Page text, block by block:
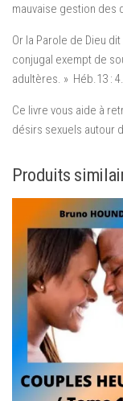
mauvaise gestion des
Or la Parole de Dieu
conjugal exempt de
adultères. » Héb.13 : 4.
Ce livre vous aide à
désirs sexuels autour
Produits